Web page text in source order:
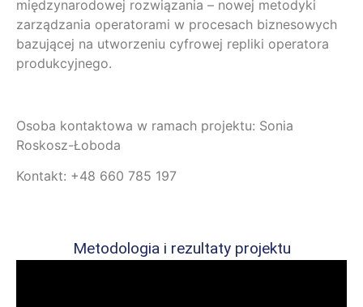
międzynarodowej rozwiązania – nowej metodyki
zarządzania operatorami w procesach biznesowych
bazującej na utworzeniu cyfrowej repliki operatora
produkcyjnego.
Osoba kontaktowa w ramach projektu: Sonia
Roskosz-Łoboda
Kontakt: +48 660 785 197
Metodologia i rezultaty projektu